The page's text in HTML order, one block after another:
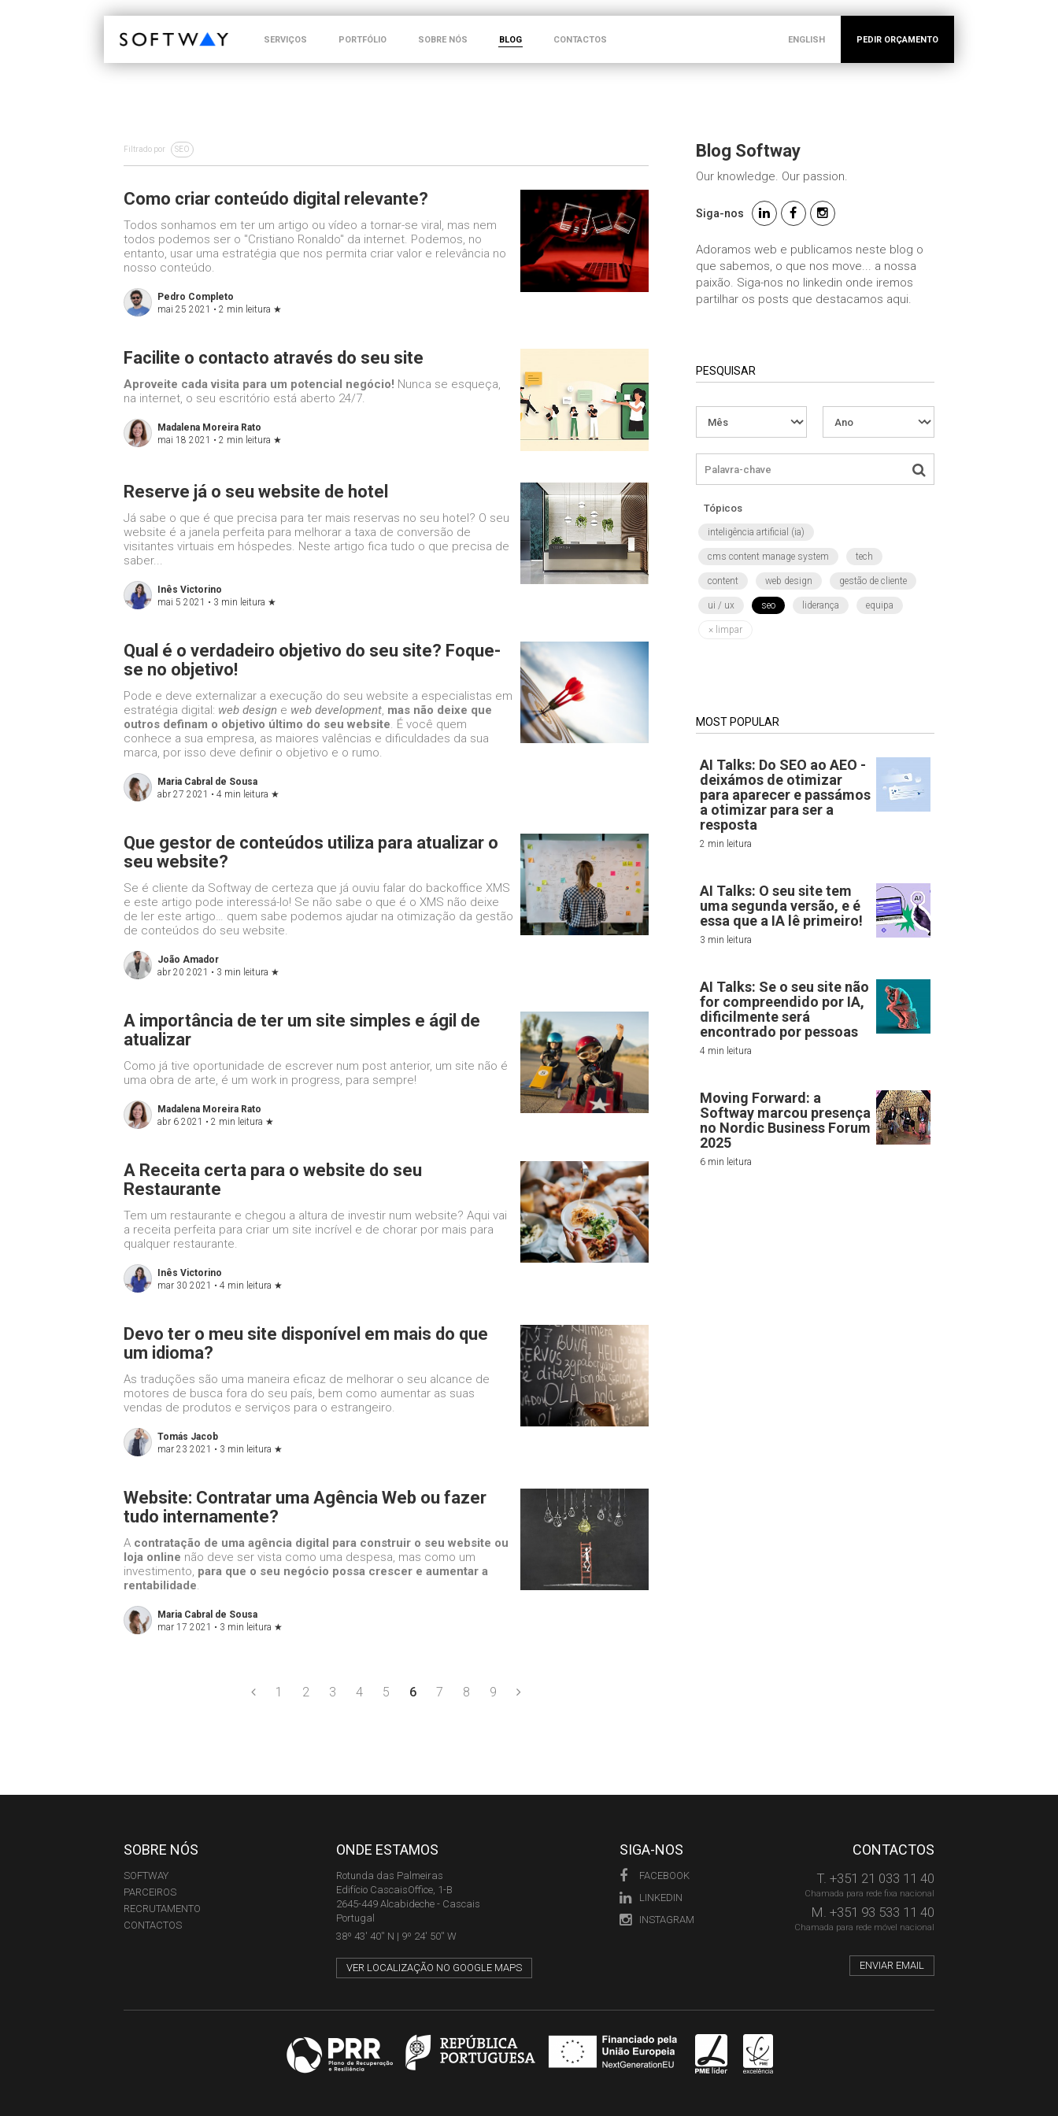
SERVIÇOS PORTFÓLIO SOBRE NÓS BLOG CONTACTOS ENGLISH PEDIR ORÇAMENTO
Filtrado por SEO
Como criar conteúdo digital relevante?
Todos sonhamos em ter um artigo ou vídeo a tornar-se viral, mas nem
todos podemos ser o "Cristiano Ronaldo" da internet. Podemos, no
entanto, usar uma estratégia que nos permita criar valor e relevância no
nosso conteúdo.
Pedro Completo
mai 25 2021 • 2 min leitura ★
Facilite o contacto através do seu site
Aproveite cada visita para um potencial negócio! Nunca se esqueça,
na internet, o seu escritório está aberto 24/7.
Madalena Moreira Rato
mai 18 2021 • 2 min leitura ★
Reserve já o seu website de hotel
Já sabe o que é que precisa para ter mais reservas no seu hotel? O seu
website é a janela perfeita para melhorar a taxa de conversão de
visitantes virtuais em hóspedes. Neste artigo fica tudo o que precisa de
saber...
Inês Victorino
mai 5 2021 • 3 min leitura ★
Qual é o verdadeiro objetivo do seu site? Foque-
se no objetivo!
Pode e deve externalizar a execução do seu website a especialistas em
estratégia digital: web design e web development, mas não deixe que
outros definam o objetivo último do seu website. É você quem
conhece a sua empresa, as maiores valências e dificuldades da sua
marca, por isso deve definir o objetivo e o rumo.
Maria Cabral de Sousa
abr 27 2021 • 4 min leitura ★
Que gestor de conteúdos utiliza para atualizar o
seu website?
Se é cliente da Softway de certeza que já ouviu falar do backoffice XMS
e este artigo pode interessá-lo! Se não sabe o que é o XMS não deixe
de ler este artigo… quem sabe podemos ajudar na otimização da gestão
de conteúdos do seu website.
João Amador
abr 20 2021 • 3 min leitura ★
A importância de ter um site simples e ágil de
atualizar
Como já tive oportunidade de escrever num post anterior, um site não é
uma obra de arte, é um work in progress, para sempre!
Madalena Moreira Rato
abr 6 2021 • 2 min leitura ★
A Receita certa para o website do seu
Restaurante
Tem um restaurante e chegou a altura de investir num website? Aqui vai
a receita perfeita para criar um site incrível e de chorar por mais para
qualquer restaurante.
Inês Victorino
mar 30 2021 • 4 min leitura ★
Devo ter o meu site disponível em mais do que
um idioma?
As traduções são uma maneira eficaz de melhorar o seu alcance de
motores de busca fora do seu país, bem como aumentar as suas
vendas de produtos e serviços para o estrangeiro.
Tomás Jacob
mar 23 2021 • 3 min leitura ★
Website: Contratar uma Agência Web ou fazer
tudo internamente?
A contratação de uma agência digital para construir o seu website ou
loja online não deve ser vista como uma despesa, mas como um
investimento, para que o seu negócio possa crescer e aumentar a
rentabilidade.
Maria Cabral de Sousa
mar 17 2021 • 3 min leitura ★
1 2 3 4 5 6 7 8 9
Blog Softway
Our knowledge. Our passion.
Siga-nos
Adoramos web e publicamos neste blog o
que sabemos, o que nos move... a nossa
paixão. Siga-nos no linkedin onde iremos
partilhar os posts que destacamos aqui.
PESQUISAR
Tópicos
inteligência artificial (ia)
cms content manage system tech
content web design gestão de cliente
ui / ux seo liderança equipa
×limpar
MOST POPULAR
AI Talks: Do SEO ao AEO -
deixámos de otimizar
para aparecer e passámos
a otimizar para ser a
resposta
2 min leitura
AI Talks: O seu site tem
uma segunda versão, e é
essa que a IA lê primeiro!
3 min leitura
AI Talks: Se o seu site não
for compreendido por IA,
dificilmente será
encontrado por pessoas
4 min leitura
Moving Forward: a
Softway marcou presença
no Nordic Business Forum
2025
6 min leitura
SOBRE NÓS
SOFTWAY
PARCEIROS
RECRUTAMENTO
CONTACTOS
ONDE ESTAMOS
Rotunda das Palmeiras
Edifício CascaisOffice, 1-B
2645-449 Alcabideche - Cascais
Portugal
38º 43' 40'' N | 9º 24' 50'' W
VER LOCALIZAÇÃO NO GOOGLE MAPS
SIGA-NOS
FACEBOOK
LINKEDIN
INSTAGRAM
CONTACTOS
T. +351 21 033 11 40
Chamada para rede fixa nacional
M. +351 93 533 11 40
Chamada para rede móvel nacional
ENVIAR EMAIL